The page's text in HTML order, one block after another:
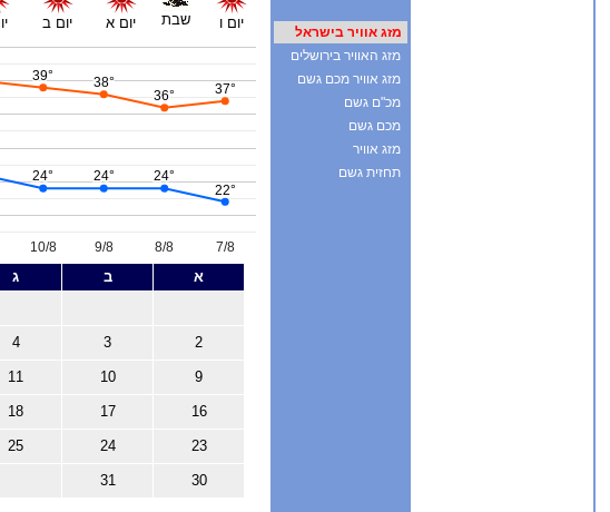
מזג אוויר בישראל
מזג האוויר בירושלים
מזג אוויר מכם גשם
מכ"ם גשם
מכם גשם
מזג אוויר
תחזית גשם